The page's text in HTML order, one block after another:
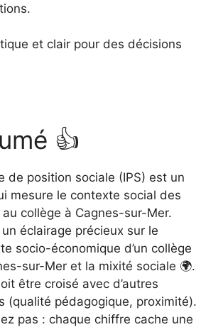
et clair pour des décisions
👍
de position sociale (IPS) est un
mesure le contexte social des
au collège à Cagnes-sur-Mer.
éclairage précieux sur le
socio-économique d’un collège
sur-Mer et la mixité sociale 🌍.
être croisé avec d’autres
(qualité pédagogique, proximité).
pas : chaque chiffre cache une